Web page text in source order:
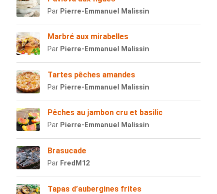
Par Pierre-Emmanuel Malissin
Marbré aux mirabelles
Par Pierre-Emmanuel Malissin
Tartes pêches amandes
Par Pierre-Emmanuel Malissin
Pêches au jambon cru et basilic
Par Pierre-Emmanuel Malissin
Brasucade
Par FredM12
Tapas d’aubergines frites